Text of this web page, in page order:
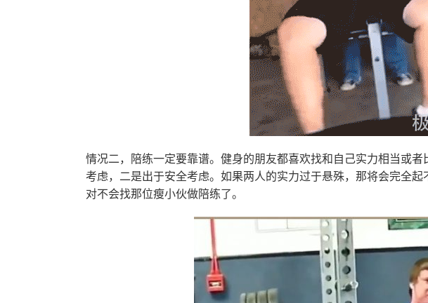
情况二，陪练一定要靠谱。健身的朋友都喜欢找和自己实力相当或
考虑，二是出于安全考虑。如果两人的实力过于悬殊，那将会完全
对不会找那位瘦小伙做陪练了。